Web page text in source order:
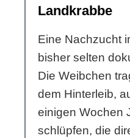
Landkrabbe
Eine Nachzucht
bisher selten
Die Weibchen
dem Hinterleib,
einigen Wochen
schlüpfen, die